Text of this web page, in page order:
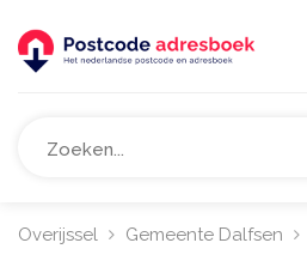
Overijssel Gemeente Dalfsen